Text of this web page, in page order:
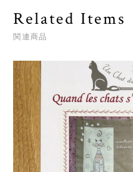
Related Items
関連商品